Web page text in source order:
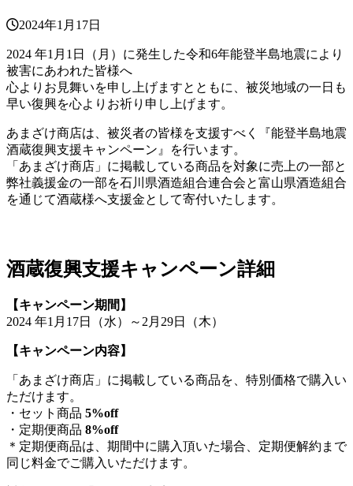
2024年1月17日
2024 年1月1日（月）に発生した令和6年能登半島地震により
被害にあわれた皆様へ
心よりお見舞いを申し上げますとともに、被災地域の一日も
早い復興を心よりお祈り申し上げます。
あまざけ商店は、被災者の皆様を支援すべく『能登半島地震
酒蔵復興支援キャンペーン』を行います。
「あまざけ商店」に掲載している商品を対象に売上の一部と
弊社義援金の一部を石川県酒造組合連合会と富山県酒造組合
を通じて酒蔵様へ支援金として寄付いたします。
酒蔵復興支援キャンペーン詳細
【キャンペーン期間】
2024 年1月17日（水）～2月29日（木）
【キャンペーン内容】
「あまざけ商店」に掲載している商品を、特別価格で購入い
ただけます。
・セット商品 5%off
・定期便商品 8%off
＊定期便商品は、期間中に購入頂いた場合、定期便解約まで
同じ料金でご購入いただけます。